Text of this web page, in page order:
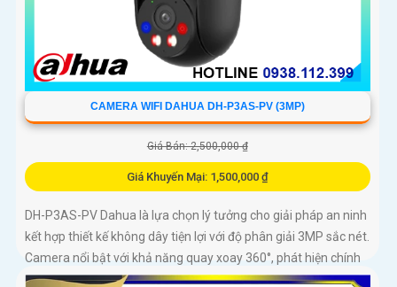
CAMERA WIFI DAHUA DH-P3AS-PV (3MP)
Giá Bán: 2,500,000 ₫
Giá Khuyến Mại: 1,500,000 ₫
DH-P3AS-PV Dahua là lựa chọn lý tưởng cho giải pháp an ninh
kết hợp thiết kế không dây tiện lợi với độ phân giải 3MP sắc nét.
Camera nổi bật với khả năng quay xoay 360°, phát hiện chính
xác người và phương tiện, cảnh báo tức thì bằng đèn nháy và